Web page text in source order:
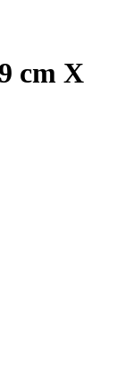
cm X